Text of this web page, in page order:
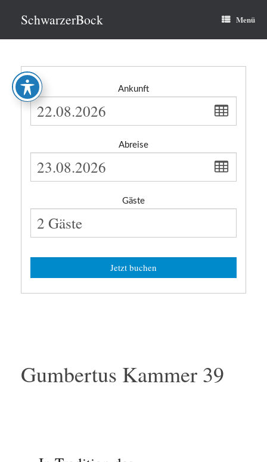
springenSchwarzerBock Menü
Ankunft
Abreise
Gäste
Jetzt buchen
Gumbertus Kammer 39